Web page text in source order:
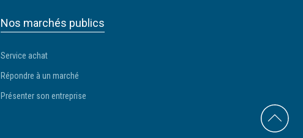
Nos marchés publics
Service achat
Répondre à un marché
Présenter son entreprise